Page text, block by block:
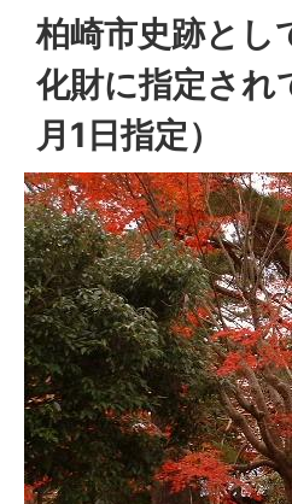
柏崎市史跡とし
化財に指定され
月1日指定）